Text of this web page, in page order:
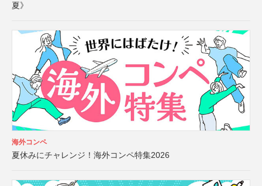
夏》
海外コンペ
夏休みにチャレンジ！海外コンペ特集2026